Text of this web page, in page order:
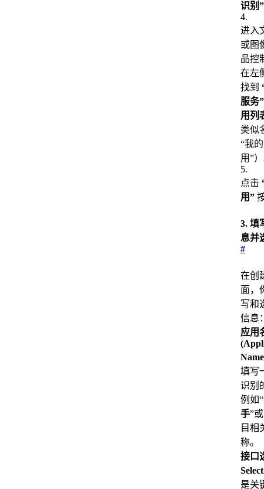
识别”
4.
进入
或图
品控
在左
找到
服务”
用列
类似
“我
用”
5.
点击
用”
3. 填
息并
#
在创
面，
写和
信息
应用
填写
识别
例如“
手”
目相
称。
接口
是关